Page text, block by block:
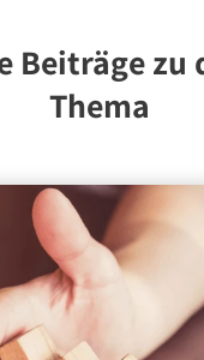
Beiträge zu
Thema